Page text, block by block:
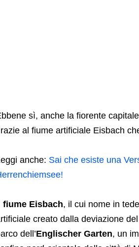
sì, anche la fiorente
al fiume artificiale Eisbach
anche: Sai che esiste una
fiume Eisbach, il cui nome in
creato dalla deviazione
dell’Englischer Garten, un